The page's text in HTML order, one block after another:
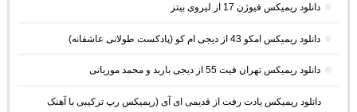
دانلود ریمیکس فیوژن 17 از لیروی بیتز
دانلود ریمیکس امکو 43 از دیجی ام کو (پادکست طولانی عاشقانه)
دانلود ریمیکس تهران فیت 55 از دیجی باربد و محمد موریانی
دانلود ریمیکس یادت رفت از قدیمی ای آی (ریمیکس رپ ترکیبی با آهنک